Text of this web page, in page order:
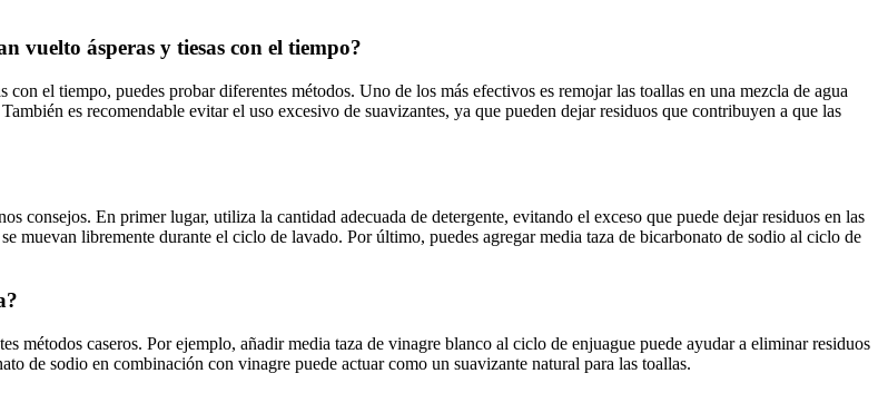
vuelto ásperas y tiesas con el tiempo?
el tiempo, puedes probar diferentes métodos. Uno de los más efectivos es remojar las toallas en una mezcla de agua
es recomendable evitar el uso excesivo de suavizantes, ya que pueden dejar residuos que contribuyen a que las
consejos. En primer lugar, utiliza la cantidad adecuada de detergente, evitando el exceso que puede dejar residuos en las
muevan libremente durante el ciclo de lavado. Por último, puedes agregar media taza de bicarbonato de sodio al ciclo de
métodos caseros. Por ejemplo, añadir media taza de vinagre blanco al ciclo de enjuague puede ayudar a eliminar residuos
de sodio en combinación con vinagre puede actuar como un suavizante natural para las toallas.